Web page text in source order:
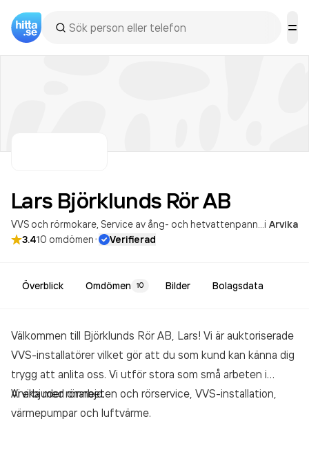
Lars Björklunds RörAB
VVS och rörmokare Service av ång- och hetvattenpannor i Arvika
3.410 omdömen· Verifierad
Överblick Omdömen 10 Bilder Bolagsdata
Välkommen till Björklunds Rör AB, Lars! Vi är auktoriserade
VVS-installatörer vilket gör att du som kund kan känna dig
trygg att anlita oss. Vi utför stora som små arbeten i
Arvika med omnejd.
Vi erbjuder rörarbeten och rörservice, VVS-installation,
värmepumpar och luftvärme.